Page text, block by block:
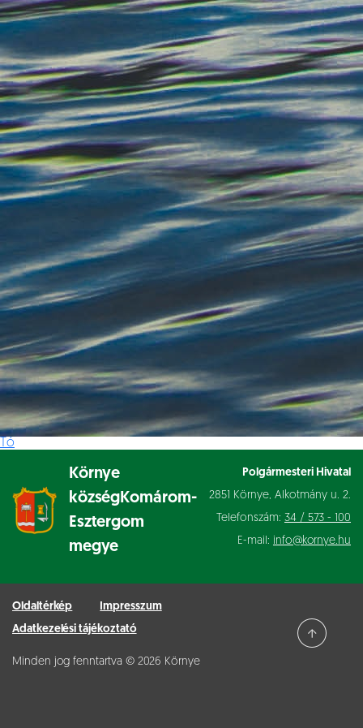
Tó
Környe
község Komárom-
Esztergom
megye
Polgármesteri Hivatal
2851 Környe, Alkotmány u. 2.
Telefonszám: 34 / 573 - 100
E-mail: info@kornye.hu
Oldaltérkép
Impresszum
Adatkezelési tájékoztató
Minden jog fenntartva © 2026 Környe